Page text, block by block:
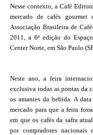
Nesse contexto, a Café
mercado de cafés gourmet
Associação Brasileira de
2011, a 6ª edição do
Center Norte, em São Paulo
Neste ano, a feira
exclusiva todas as pontas da
os amantes da bebida. A
mercado para que a feira
em que os cafés da safra
por compradores